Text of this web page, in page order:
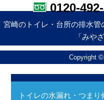
0120-
宮崎のトイレ・台所の排水
「みや
Copyright
トイレの水漏れ・つま